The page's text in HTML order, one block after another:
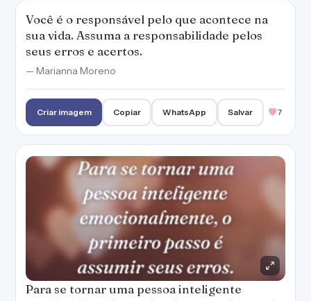
Você é o responsável pelo que acontece na
sua vida. Assuma a responsabilidade pelos
seus erros e acertos.
— Marianna Moreno
Criar imagem Copiar WhatsApp Salvar 7
Para se tornar uma pessoa inteligente